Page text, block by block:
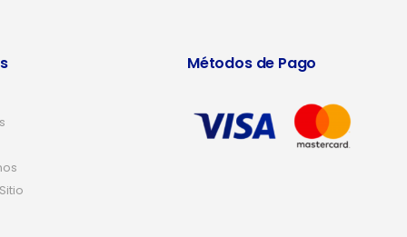
Métodos de Pago